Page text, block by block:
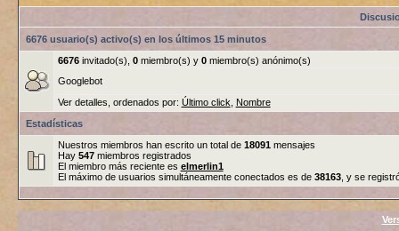
6676 usuario(s) activo(s) en los últimos 15 minutos
6676invitado(s), 0miembro(s) y 0miembro(s) anónimo(s)
Googlebot
Ver detalles, ordenados por: Último click
Nombre
Estadísticas
Nuestros miembros han escrito un total de 18091mensajes
Hay 547miembros registrados
El miembro más reciente es elmerlin1
El máximo de usuarios simultáneamente conectados es de 38163, y se